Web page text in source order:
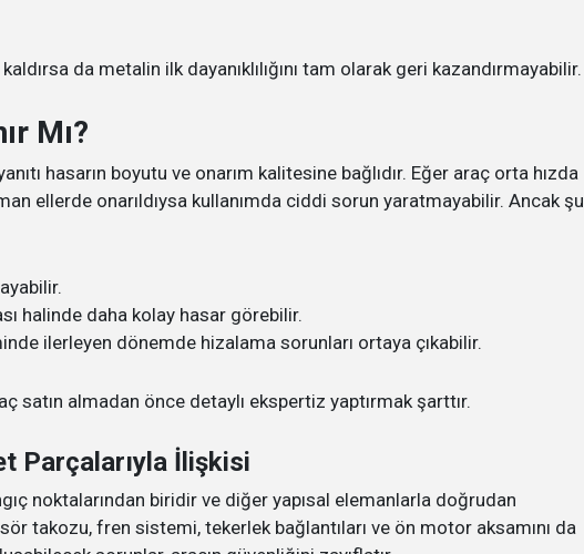
da metalin ilk dayanıklılığını tam olarak geri kazandırmayabilir.
Mı?
hasarın boyutu ve onarım kalitesine bağlıdır. Eğer araç orta hızda
ellerde onarıldıysa kullanımda ciddi sorun yaratmayabilir. Ancak şu
halinde daha kolay hasar görebilir.
ilerleyen dönemde hizalama sorunları ortaya çıkabilir.
satın almadan önce detaylı ekspertiz yaptırmak şarttır.
Parçalarıyla İlişkisi
noktalarından biridir ve diğer yapısal elemanlarla doğrudan
takozu, fren sistemi, tekerlek bağlantıları ve ön motor aksamını da